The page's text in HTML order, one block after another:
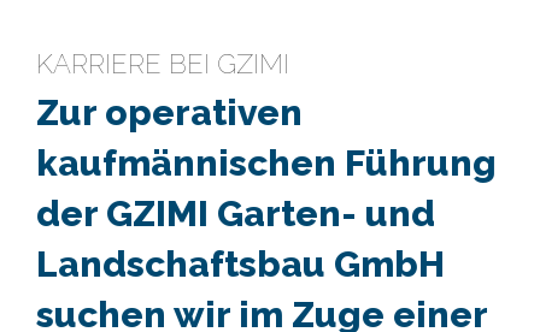
KARRIERE BEI GZIMI
Zur operativen
kaufmännischen Führung
der GZIMI Garten- und
Landschaftsbau GmbH
suchen wir im Zuge einer